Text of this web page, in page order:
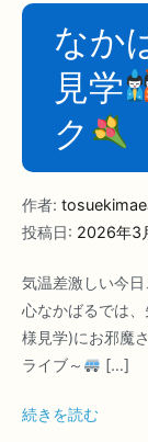
なか
見学
ク
作者:
投稿日: 2026年3
気温差激しい今
心なかばるでは
様見学)にお邪魔
ライブ～
[…]
続きを読む